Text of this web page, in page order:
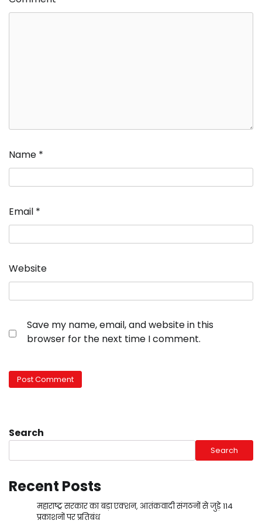
Name *
Email *
Website
Save my name, email, and website in this
browser for the next time I comment.
Search
Search
Recent Posts
महाराष्ट्र सरकार का बड़ा एक्शन, आतंकवादी संगठनों से जुड़े 114
प्रकाशनों पर प्रतिबंध